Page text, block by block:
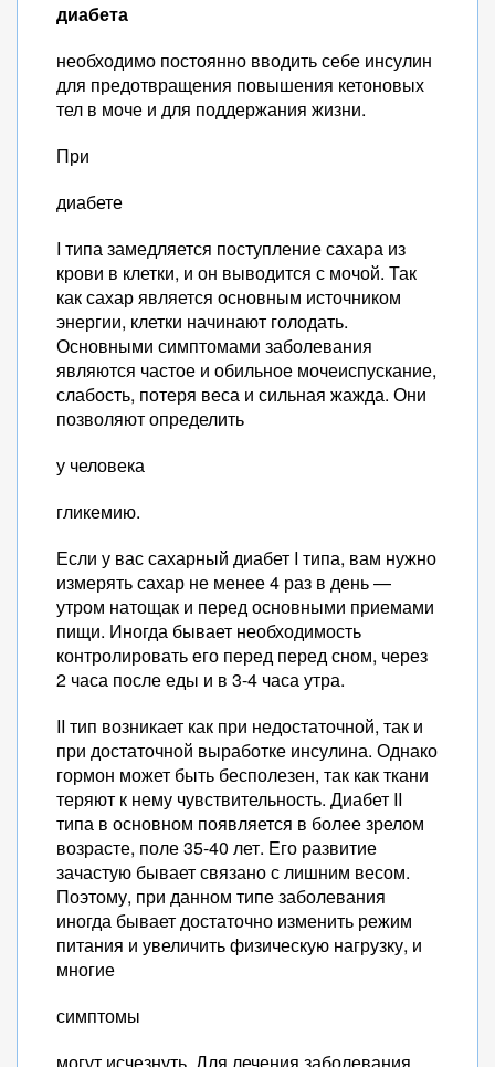
диабета
необходимо постоянно вводить себе инсулин
для предотвращения повышения кетоновых
тел в моче и для поддержания жизни.
При
диабете
I типа замедляется поступление сахара из
крови в клетки, и он выводится с мочой. Так
как сахар является основным источником
энергии, клетки начинают голодать.
Основными симптомами заболевания
являются частое и обильное мочеиспускание,
слабость, потеря веса и сильная жажда. Они
позволяют определить
у человека
гликемию.
Если у вас сахарный диабет I типа, вам нужно
измерять сахар не менее 4 раз в день —
утром натощак и перед основными приемами
пищи. Иногда бывает необходимость
контролировать его перед перед сном, через
2 часа после еды и в 3-4 часа утра.
II тип возникает как при недостаточной, так и
при достаточной выработке инсулина. Однако
гормон может быть бесполезен, так как ткани
теряют к нему чувствительность. Диабет II
типа в основном появляется в более зрелом
возрасте, поле 35-40 лет. Его развитие
зачастую бывает связано с лишним весом.
Поэтому, при данном типе заболевания
иногда бывает достаточно изменить режим
питания и увеличить физическую нагрузку, и
многие
симптомы